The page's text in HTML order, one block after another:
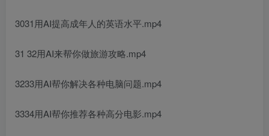
3031用AI提高成年人的英语水平.mp4
31 32用AI来帮你做旅游攻略.mp4
3233用AI帮你解决各种电脑问题.mp4
3334用AI帮你推荐各种高分电影.mp4